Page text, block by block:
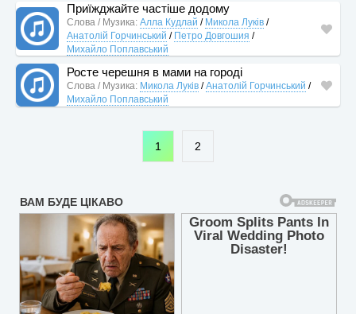
Приїжджайте частіше додому
Слова / Музика: Алла Кудлай / Микола Луків /
Анатолій Горчинський / Петро Довгошия /
Михайло Поплавський
Росте черешня в мами на городі
Слова / Музика: Микола Луків /Анатолій Горчинський /
Михайло Поплавський
1 2